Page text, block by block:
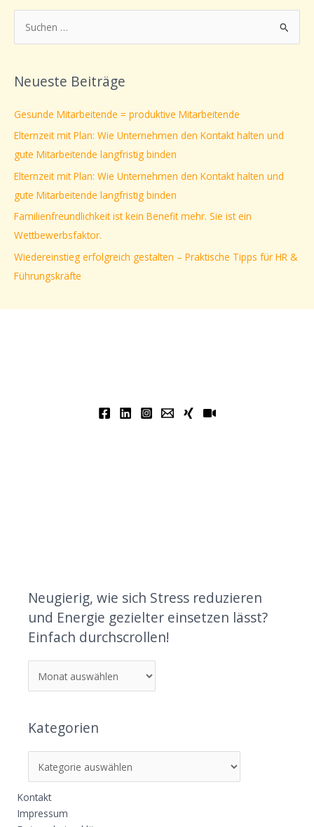
u
h
n
a
c
h
:
Neueste Beiträge
Gesunde Mitarbeitende = produktive Mitarbeitende
Elternzeit mit Plan: Wie Unternehmen den Kontakt halten und
gute Mitarbeitende langfristig binden
Elternzeit mit Plan: Wie Unternehmen den Kontakt halten und
gute Mitarbeitende langfristig binden
Familienfreundlichkeit ist kein Benefit mehr. Sie ist ein
Wettbewerbsfaktor.
Wiedereinstieg erfolgreich gestalten – Praktische Tipps für HR &
Führungskräfte
Neugierig, wie sich Stress reduzieren
und Energie gezielter einsetzen lässt?
Einfach durchscrollen!
Kategorien
Kontakt
Impressum